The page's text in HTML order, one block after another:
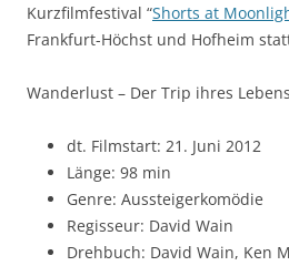
Kurzfilmfestival “Shorts at
Frankfurt-Höchst und Hofheim
Wanderlust – Der Trip ihres Lebens
dt. Filmstart: 21. Juni 2012
Länge: 98 min
Genre: Aussteigerkomödie
Regisseur: David Wain
Drehbuch: David Wain, Ken